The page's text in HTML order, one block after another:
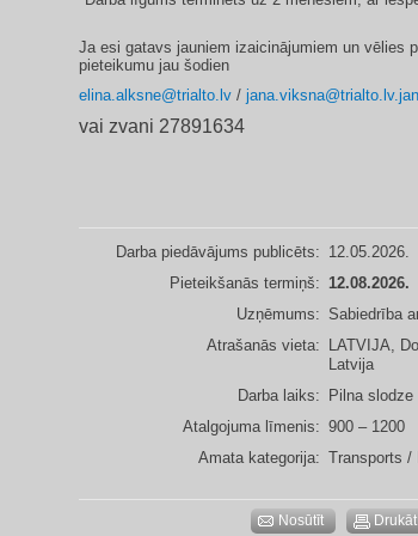
Ja esi gatavs jauniem izaicinājumiem un vēlies
pieteikumu jau šodien
elina.alksne@trialto.lv /
vai zvani 27891634
Darba piedāvājums publicēts: 12.05.2026.
Pieteikšanās termiņš: 12.08.2026.
Uzņēmums: Sabiedrība
Atrašanās vieta: LATVIJA,
Latvija
Darba laiks: Pilna slodze
Atalgojuma līmenis: 900 – 1200
Amata kategorija: Transports /
Nosūtīt Drukāt